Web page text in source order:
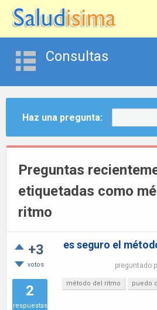
Consultas
Haz una pregunta:
Preguntas
etiquetadas como
ritmo
+3
votos
2
respuestas
es seguro el
preguntado
método del ritmo puedo